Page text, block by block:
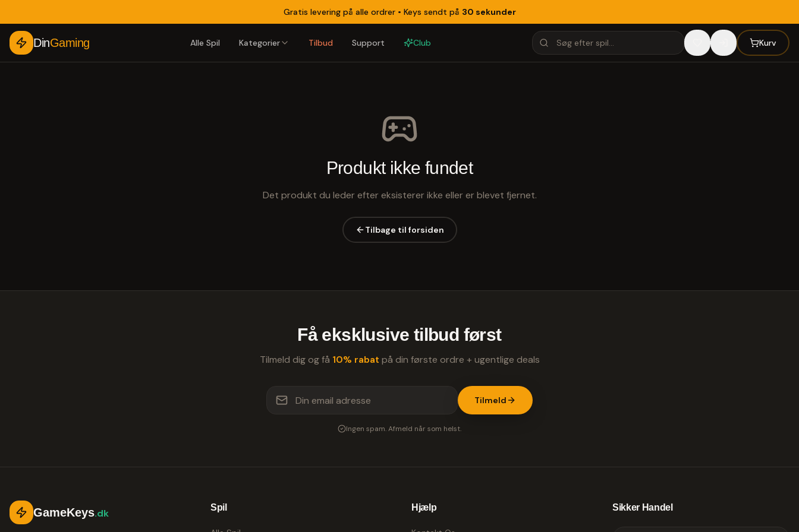
Gratis levering på alle ordrer • Keys sendt på 30 sekunder
DinGaming Alle Spil Kategorier Tilbud Support Club Kurv
Produkt ikke fundet
Det produkt du leder efter eksisterer ikke eller er blevet fjernet.
Tilbage til forsiden
Få eksklusive tilbud først
Tilmeld dig og få 10% rabat på din første ordre + ugentlige deals
Tilmeld
Ingen spam. Afmeld når som helst.
GameKeys.dk Spil Hjælp Sikker Handel